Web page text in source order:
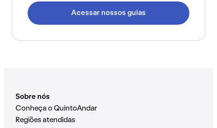
Acessar nossos guias
Sobre nós
Conheça o QuintoAndar
Regiões atendidas